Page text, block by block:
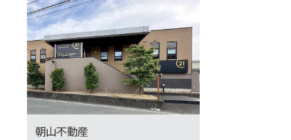
セス良…
第5位
6,596万円
田崎橋駅
価格改定しました！事務所用地やアパート用
地に適し…
第6位
朝山不動産